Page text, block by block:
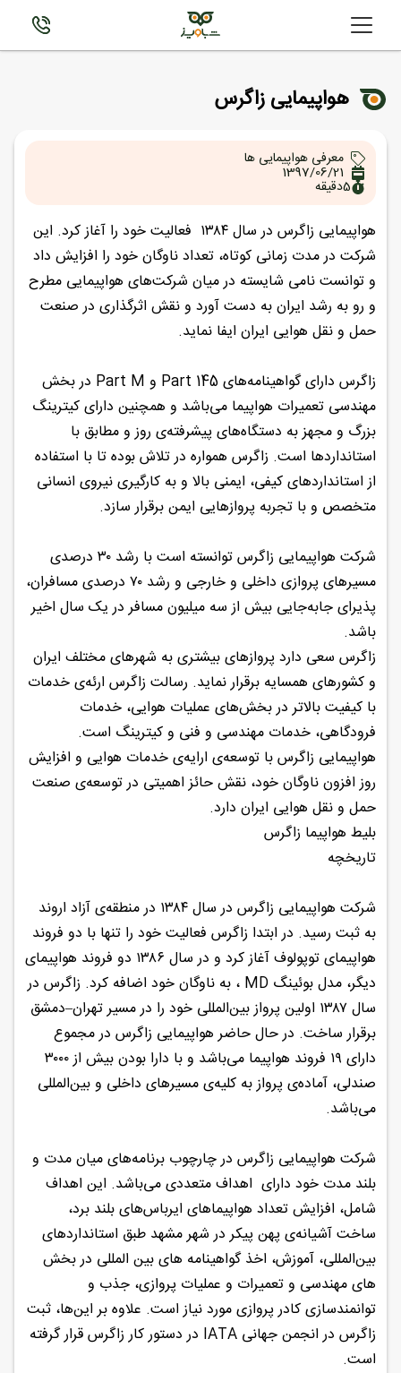
هواپیمایی زاگرس
معرفی هواپیمایی ها
1397/06/21
5دقیقه
هواپیمایی زاگرس در سال ۱۳۸۴ فعالیت خود را آغاز کرد. این
شرکت در مدت زمانی کوتاه، تعداد ناوگان خود را افزایش داد
و توانست نامی شایسته در میان شرکت‌های هواپیمایی مطرح
و رو به رشد ایران به دست آورد و نقش اثرگذاری در صنعت
حمل و نقل هوایی ایران ایفا نماید.
زاگرس دارای گواهینامه‌های Part 145 و Part M در بخش
مهندسی تعمیرات هواپیما می‌باشد و همچنین دارای کیترینگ
بزرگ و مجهز به دستگاه‌های پیشرفته‌ی روز و مطابق با
استانداردها است. زاگرس همواره در تلاش بوده تا با استفاده
از استانداردهای کیفی، ایمنی بالا و به کارگیری نیروی انسانی
متخصص و با تجربه پروازهایی ایمن برقرار سازد.
شرکت هواپیمایی زاگرس توانسته است با رشد ۳۰ درصدی
مسیرهای پروازی داخلی و خارجی و رشد ۷۰ درصدی مسافران،
پذیرای جابه‌جایی بیش از سه میلیون مسافر در یک سال اخیر
باشد.
زاگرس سعی دارد پروازهای بیشتری به شهرهای مختلف ایران
و کشورهای همسایه برقرار نماید. رسالت زاگرس ارئه‌ی خدمات
با کیفیت بالاتر در بخش‌های عملیات هوایی، خدمات
فرودگاهی، خدمات مهندسی و فنی و کیترینگ است.
هواپیمایی زاگرس با توسعه‌ی ارایه‌ی خدمات هوایی و افزایش
روز افزون ناوگان خود، نقش حائز اهمیتی در توسعه‌ی صنعت
حمل و نقل هوایی ایران دارد.
بلیط هواپیما زاگرس
تاریخچه
شرکت هواپیمایی زاگرس در سال ۱۳۸۴ در منطقه‌ی آزاد اروند
به ثبت رسید. در ابتدا زاگرس فعالیت خود را تنها با دو فروند
هواپیمای توپولوف آغاز کرد و در سال ۱۳۸۶ دو فروند هواپیمای
دیگر، مدل بوئینگ MD ، به ناوگان خود اضافه کرد. زاگرس در
سال ۱۳۸۷ اولین پرواز بین‌المللی خود را در مسیر تهران–دمشق
برقرار ساخت. در حال حاضر هواپیمایی زاگرس در مجموع
دارای ۱۹ فروند هواپیما می‌باشد و با دارا بودن بیش از ۳۰۰۰
صندلی، آماده‌ی پرواز به کلیه‌ی مسیرهای داخلی و بین‌المللی
می‌باشد.
شرکت هواپیمایی زاگرس در چارچوب برنامه‌های میان مدت و
بلند مدت خود دارای اهداف متعددی می‌باشد. این اهداف
شامل، افزایش تعداد هواپیماها‌ی ایرباس‌های بلند برد،
ساخت آشیانه‌ی پهن پیکر در شهر مشهد طبق استانداردهای
بین‌المللی، آموزش، اخذ گواهینامه های بین المللی در بخش
های مهندسی و تعمیرات و عملیات پروازی، جذب و
توانمندسازی کادر پروازی مورد نیاز است. علاوه بر این‌ها، ثبت
زاگرس در انجمن جهانی IATA در دستور کار زاگرس قرار گرفته
است.